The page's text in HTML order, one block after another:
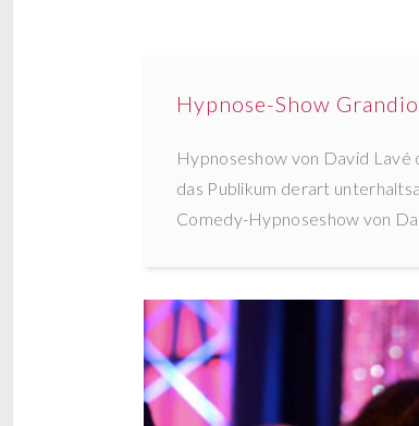
Hypnose-Show
Hypnoseshow von David Lavé
das Publikum derart
Comedy-Hypnoseshow von